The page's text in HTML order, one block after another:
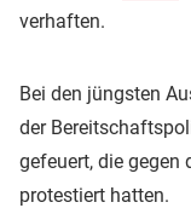
verhaften.
Bei den jüngsten
der
gefeuert, die gegen
protestiert hatten.